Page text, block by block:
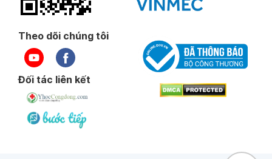
Theo dõi chúng tôi
Đối tác liên kết